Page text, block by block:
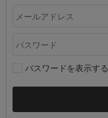
パスワードを表示する